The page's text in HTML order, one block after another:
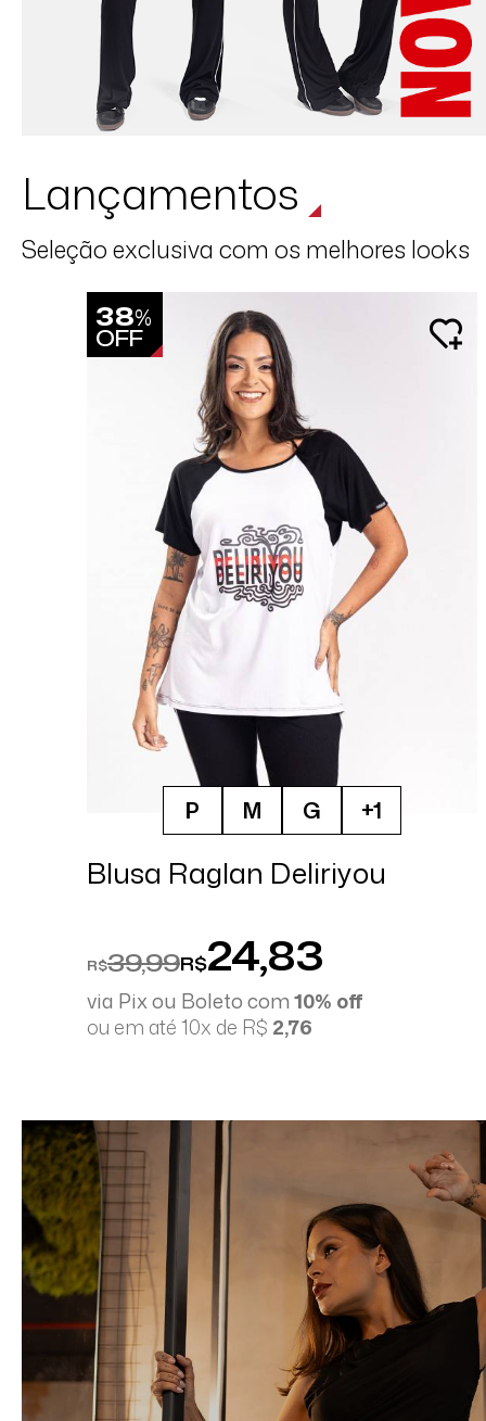
Lançamentos
Seleção exclusiva com os melhores looks
38%
OFF
P M G +1
Blusa Raglan Deliriyou
R$39,99R$24,83
via Pix ou Boleto com10% off
ou em até 10x de R$ 2,76